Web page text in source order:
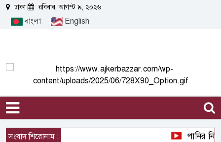
ঢাকা রবিবার, আগস্ট ৯, ২০২৬
বাংলা English
সংবাদ শিরোনাম : পানির